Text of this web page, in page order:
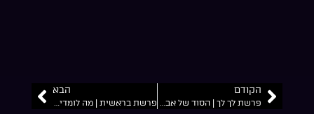
הקודם
פרשת לך לך | הסוד של אברהם אבינו | להמשיך הלאה למרות הכל | הרב מאיר שלמה זצ”ל
הבא
פרשת בראשית | מה לומדים מהסיפור של עץ הדעת? | הרב מאיר שלמה זצ”ל